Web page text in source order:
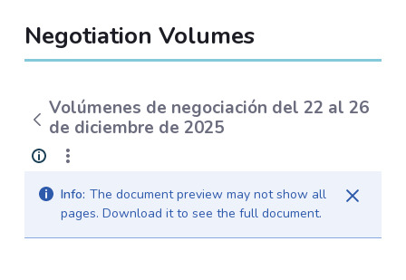
Negotiation Volumes
Volúmenes de negociación del 22 al 26
de diciembre de 2025
Info: The document preview may not show all
pages. Download it to see the full document.